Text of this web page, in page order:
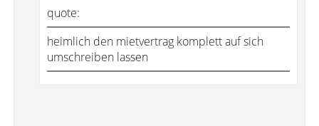
quote:
heimlich den mietvertrag komplett auf sich
umschreiben lassen